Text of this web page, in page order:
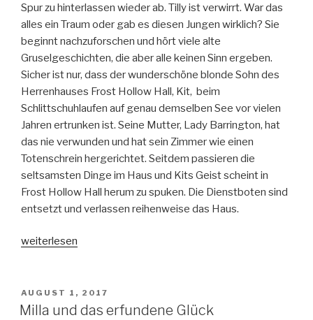
Spur zu hinterlassen wieder ab. Tilly ist verwirrt. War das
alles ein Traum oder gab es diesen Jungen wirklich? Sie
beginnt nachzuforschen und hört viele alte
Gruselgeschichten, die aber alle keinen Sinn ergeben.
Sicher ist nur, dass der wunderschöne blonde Sohn des
Herrenhauses Frost Hollow Hall, Kit, beim
Schlittschuhlaufen auf genau demselben See vor vielen
Jahren ertrunken ist. Seine Mutter, Lady Barrington, hat
das nie verwunden und hat sein Zimmer wie einen
Totenschrein hergerichtet. Seitdem passieren die
seltsamsten Dinge im Haus und Kits Geist scheint in
Frost Hollow Hall herum zu spuken. Die Dienstboten sind
entsetzt und verlassen reihenweise das Haus.
„Nacht
Hollow
Hall“
weiterlesen
VERÖFFENTLICHT
AM
AUGUST 1, 2017
Milla und das erfundene Glück